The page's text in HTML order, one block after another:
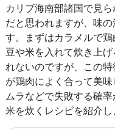
カリブ海南部諸国で見
だと思われますが、味
す。まずはカラメルで
豆や米を入れて炊き上
れないのですが、この
が鶏肉によく合って美
ムラなどで失敗する確
米を炊くレシピを紹介し